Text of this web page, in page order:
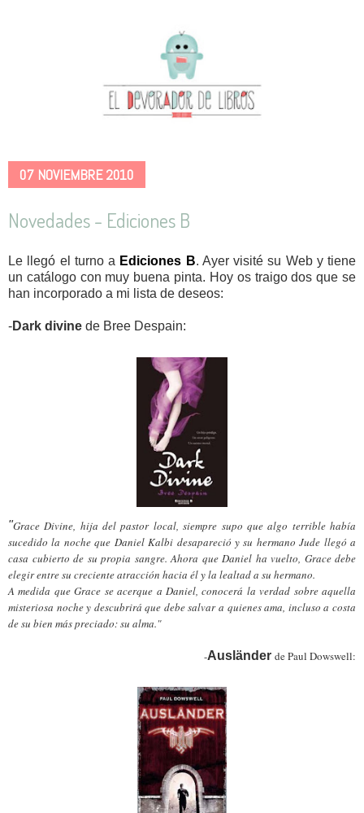
07 NOVIEMBRE 2010
Novedades - Ediciones B
Le llegó el turno a Ediciones B. Ayer visité su Web y tiene
un catálogo con muy buena pinta. Hoy os traigo dos que se
han incorporado a mi lista de deseos:
-Dark divine de Bree Despain:
"Grace Divine, hija del pastor local, siempre supo que algo terrible había
sucedido la noche que Daniel Kalbi desapareció y su hermano Jude llegó a
casa cubierto de su propia sangre. Ahora que Daniel ha vuelto, Grace debe
elegir entre su creciente atracción hacia él y la lealtad a su hermano.
A medida que Grace se acerque a Daniel, conocerá la verdad sobre aquella
misteriosa noche y descubrirá que debe salvar a quienes ama, incluso a costa
de su bien más preciado: su alma."
-Ausländer de Paul Dowswell: